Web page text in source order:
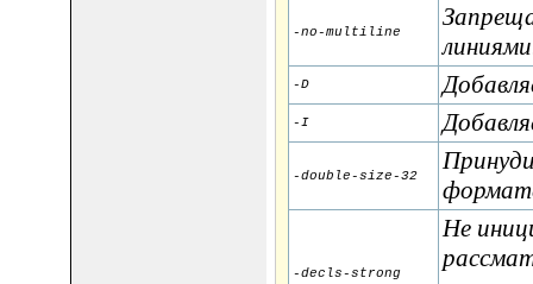
-no-multiline
-D
-I
-double-size-32
-decls-strong
Не